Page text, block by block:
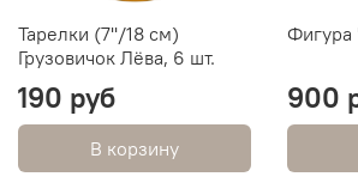
Тарелки (7''/18 см)
Грузовичок Лёва, 6 шт.
190 руб
В корзину
Фигура
900